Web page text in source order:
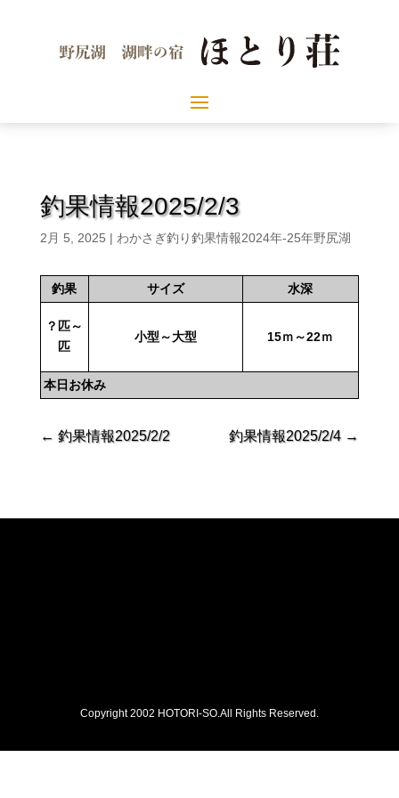
釣果情報2025/2/3
2月 5, 2025 | わかさぎ釣り釣果情報2024年-25年野尻湖
釣果 サイズ 水深
？匹～
匹
小型～大型 15ｍ～22ｍ
本日お休み
← 釣果情報2025/2/2 釣果情報2025/2/4→
Copyright 2002 HOTORI-SO.All Rights Reserved.